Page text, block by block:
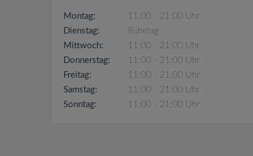
Montag:
11:00 - 21:00 Uhr
Dienstag:
Ruhetag
Mittwoch:
11:00 - 21:00 Uhr
Donnerstag:
11:00 - 21:00 Uhr
Freitag:
11:00 - 21:00 Uhr
Samstag:
11:00 - 21:00 Uhr
Sonntag:
11:00 - 21:00 Uhr